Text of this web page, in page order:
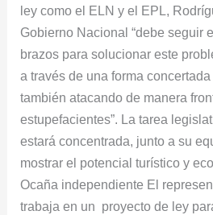
ley como el ELN y el EPL,
Gobierno Nacional “debe seguir
brazos para solucionar este
a través de una forma
también atacando de manera
estupefacientes”. La tarea
estará concentrada, junto a su
mostrar el potencial turístico y
Ocaña independiente El
trabaja en un proyecto de ley